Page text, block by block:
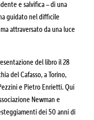
e salvifica – di una
guidato nel difficile
attraversato da una luce
del libro il 28
del Cafasso, a Torino,
e Pietro Enrietti. Qui
Newman e
dei 50 anni di